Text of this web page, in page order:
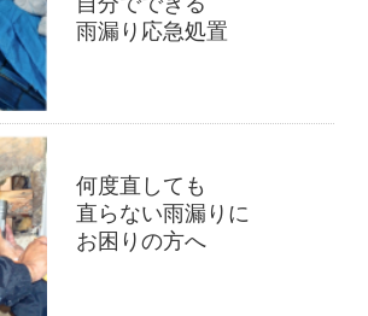
雨漏り応急処置
何度直しても
直らない雨漏りに
お困りの方へ